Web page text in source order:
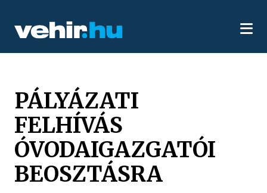
PÁLYÁZATI
FELHÍVÁS
ÓVODAIGAZGATÓI
BEOSZTÁSRA